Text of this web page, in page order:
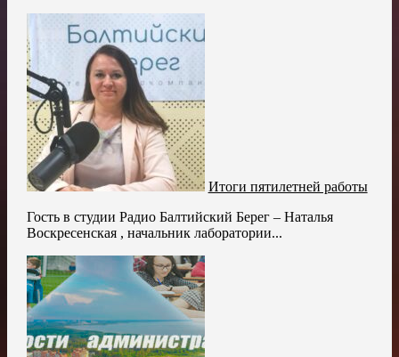
Итоги пятилетней работы
Гость в студии Радио Балтийский Берег – Наталья
Воскресенская , начальник лаборатории...